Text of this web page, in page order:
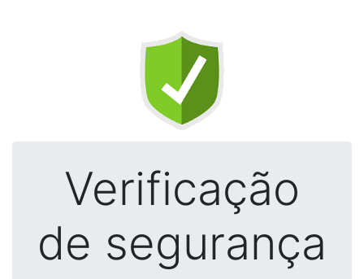
Verificação
de segurança